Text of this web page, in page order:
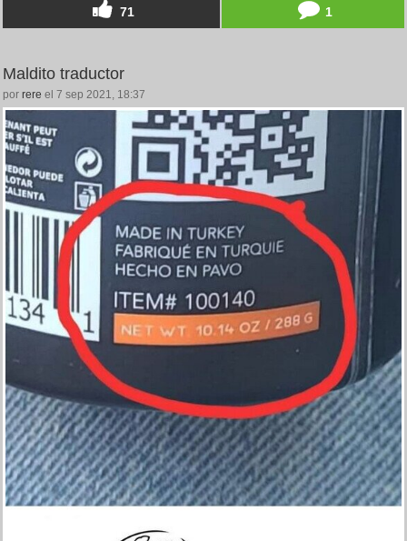
71 1
Maldito traductor
por rere el 7 sep 2021, 18:37